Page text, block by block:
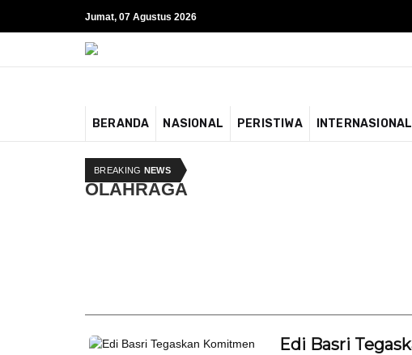
Jumat, 07 Agustus 2026
BERANDA NASIONAL PERISTIWA INTERNASIONAL
BREAKING NEWS
OLAHRAGA
Edi Basri